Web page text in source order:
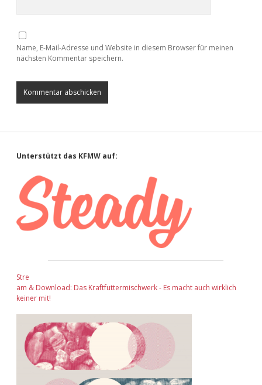
Name, E-Mail-Adresse und Website in diesem Browser für meinen
nächsten Kommentar speichern.
Sidebar
Unterstützt das KFMW auf:
Stre
am & Download: Das Kraftfuttermischwerk - Es macht auch wirklich
keiner mit!